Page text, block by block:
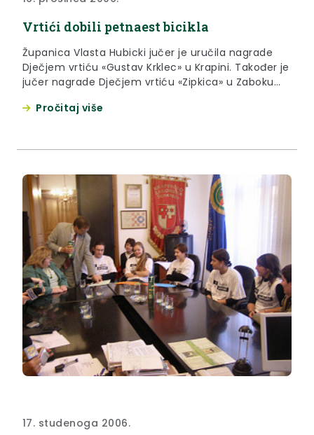
Vrtići dobili petnaest bicikla
Županica Vlasta Hubicki jučer je uručila nagrade
Dječjem vrtiću «Gustav Krklec» u Krapini. Također je
jučer nagrade Dječjem vrtiću «Zipkica» u Zaboku
skupštine. Djeca u vrtiću u Krapini su tri bicikla i
poklone.
Pročitaj više
17. studenoga 2006.